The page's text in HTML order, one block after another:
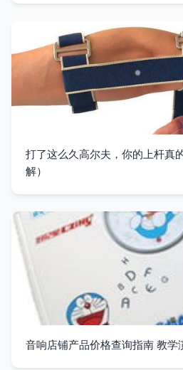
打了这么久高尔夫，你的上杆真
解）
音响店铺产品价格查询指南 教学